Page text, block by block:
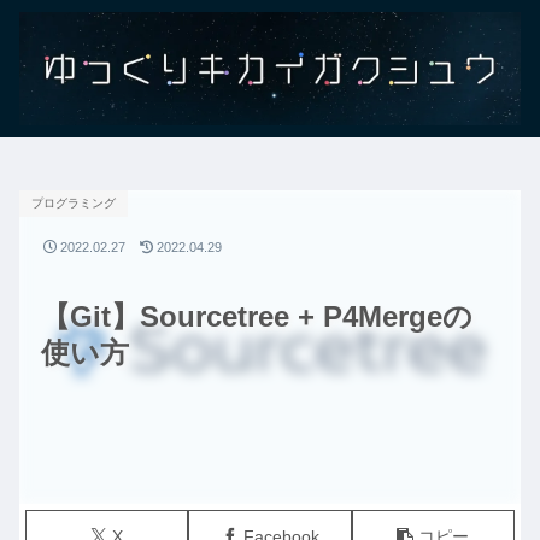
【Git】Sourcetree + P4Mergeの
使い方
プログラミング
X Facebook コピー
2022.02.27 2022.04.29